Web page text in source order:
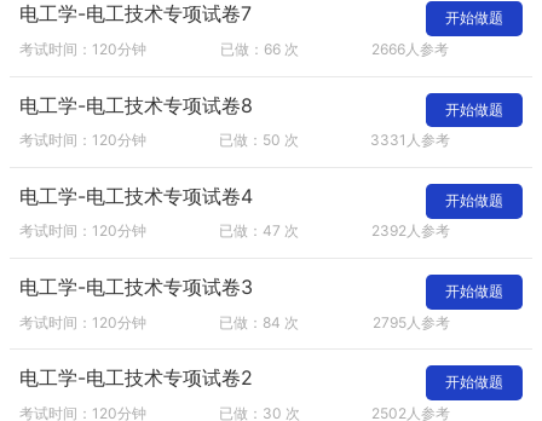
电工学-电工技术专项试卷7
考试时间：120分钟 已做：66 次 2666人参考
开始做题
电工学-电工技术专项试卷8
考试时间：120分钟 已做：50 次 3331人参考
开始做题
电工学-电工技术专项试卷4
考试时间：120分钟 已做：47 次 2392人参考
开始做题
电工学-电工技术专项试卷3
考试时间：120分钟 已做：84 次 2795人参考
开始做题
电工学-电工技术专项试卷2
考试时间：120分钟 已做：30 次 2502人参考
开始做题